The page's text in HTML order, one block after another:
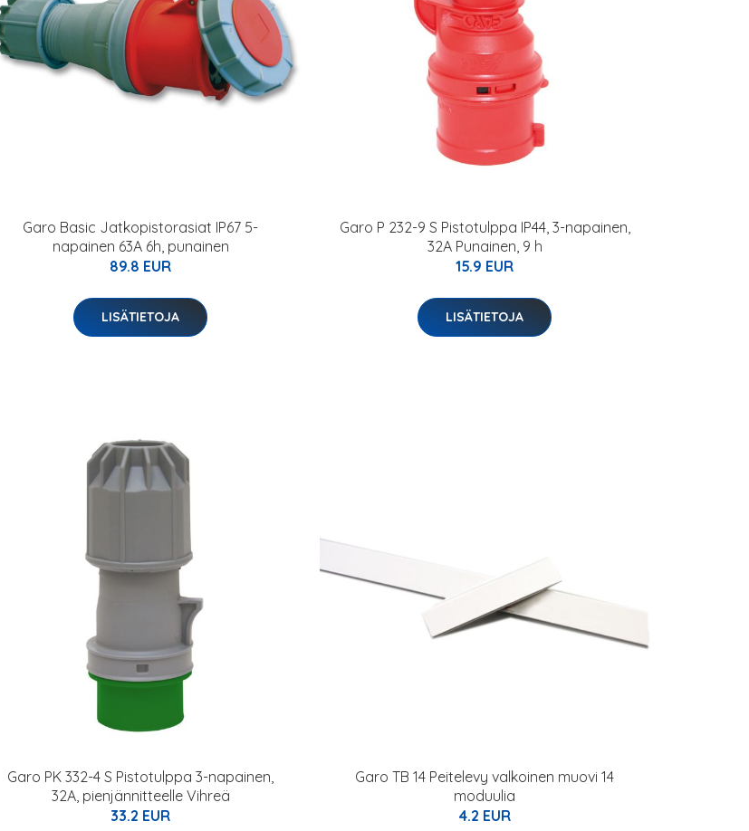
Garo Basic Jatkopistorasiat IP67 5-
napainen 63A 6h, punainen
89.8 EUR
LISÄTIETOJA
Garo P 232-9 S Pistotulppa IP44, 3-napainen,
32A Punainen, 9 h
15.9 EUR
LISÄTIETOJA
Garo PK 332-4 S Pistotulppa 3-napainen,
32A, pienjännitteelle Vihreä
33.2 EUR
Garo TB 14 Peitelevy valkoinen muovi 14
moduulia
4.2 EUR